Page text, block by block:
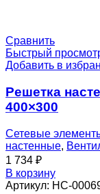
Сравнить
Быстрый
Добавить в
Решетка
400×300
Сетевые
настенные,
1 734 ₽
В корзину
Артикул: НС-